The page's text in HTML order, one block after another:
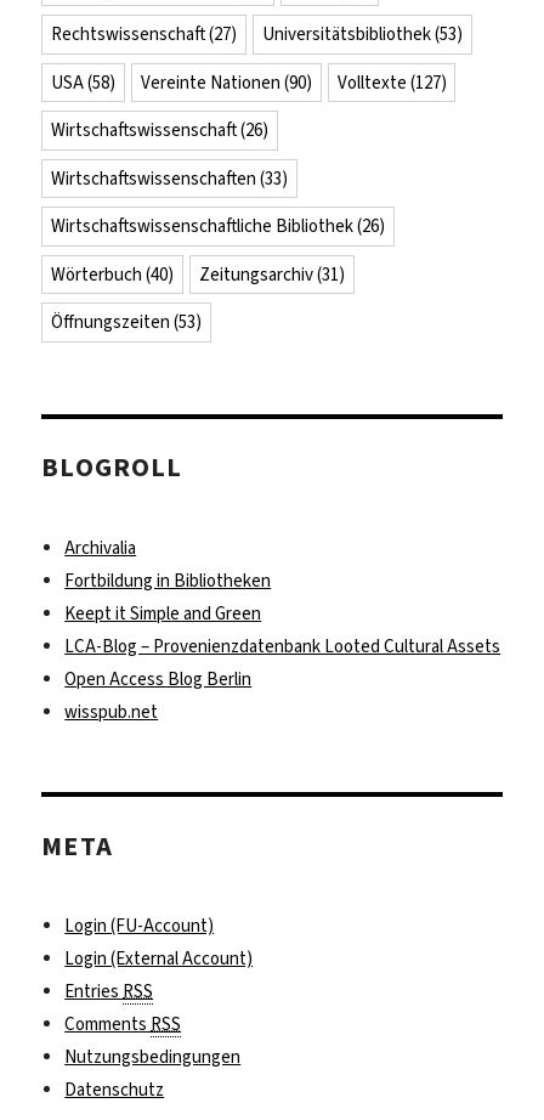
Rechtswissenschaft(27) Universitätsbibliothek(53)
USA(58) Vereinte Nationen (90) Volltexte (127)
Wirtschaftswissenschaft(26)
Wirtschaftswissenschaften (33)
Wirtschaftswissenschaftliche Bibliothek(26)
Wörterbuch (40) Zeitungsarchiv(31)
Öffnungszeiten (53)
BLOGROLL
Archivalia
Fortbildung in Bibliotheken
Keept it Simple and Green
LCA-Blog – Provenienzdatenbank Looted Cultural Assets
Open Access Blog Berlin
wisspub.net
META
Login (FU-Account)
Login (External Account)
EntriesRSS
CommentsRSS
Nutzungsbedingungen
Datenschutz